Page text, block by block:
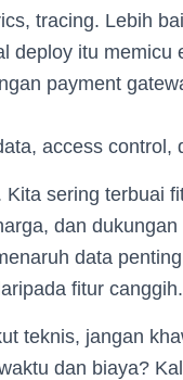
tracing. Lebih
deploy itu memicu
payment
access control,
sering terbuai
dan
data
fitur canggih.
teknis, jangan
dan biaya?